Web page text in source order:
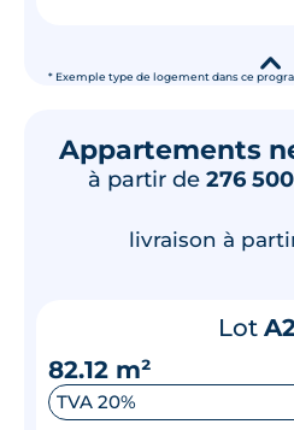
* Exemple type de logement dans ce
▾
Appartements
à partir de 276
livraison à
Lot
82.12 m²
TVA 20%